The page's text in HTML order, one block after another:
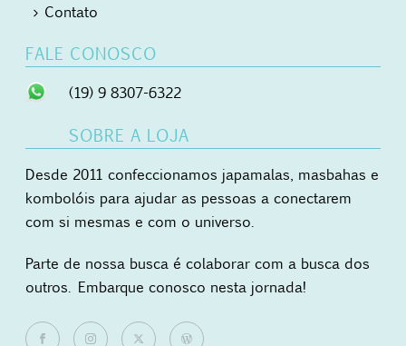
Contato
FALE CONOSCO
(19) 9 8307-6322
SOBRE A LOJA
Desde 2011 confeccionamos japamalas, masbahas e
kombolóis para ajudar as pessoas a conectarem
com si mesmas e com o universo.
Parte de nossa busca é colaborar com a busca dos
outros. Embarque conosco nesta jornada!